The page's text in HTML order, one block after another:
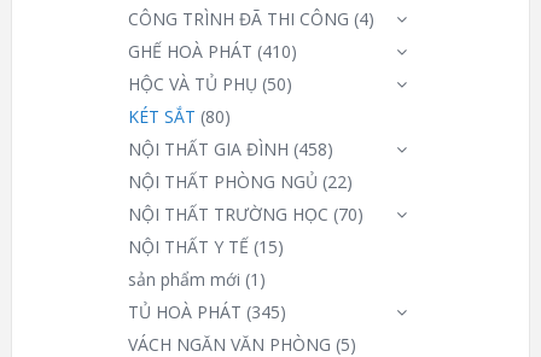
CÔNG TRÌNH ĐÃ THI CÔNG (4)
GHẾ HOÀ PHÁT (410)
HỘC VÀ TỦ PHỤ (50)
KÉT SẮT (80)
NỘI THẤT GIA ĐÌNH (458)
NỘI THẤT PHÒNG NGỦ (22)
NỘI THẤT TRƯỜNG HỌC (70)
NỘI THẤT Y TẾ (15)
sản phẩm mới (1)
TỦ HOÀ PHÁT (345)
VÁCH NGĂN VĂN PHÒNG (5)